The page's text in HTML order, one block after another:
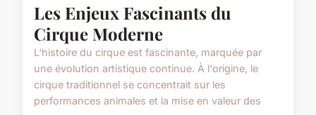
Les Enjeux Fascinants du
Cirque Moderne
L'histoire du cirque est fascinante, marquée par
une évolution artistique continue. À l'origine, le
cirque traditionnel se concentrait sur les
performances animales et la mise en valeur des